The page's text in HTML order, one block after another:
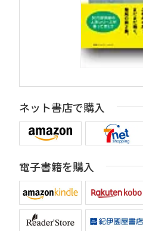
ネット書店で購入
電子書籍を購入